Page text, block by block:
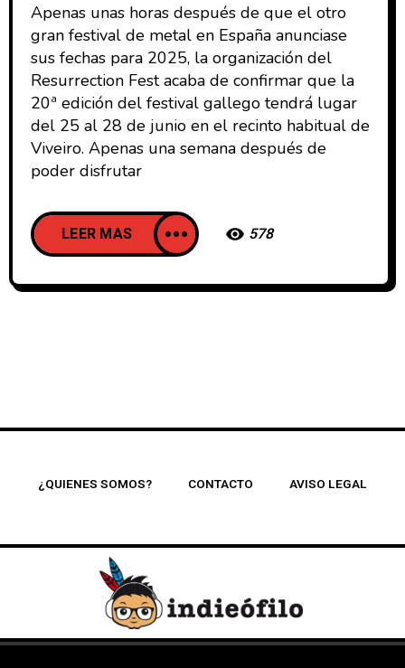
Apenas unas horas después de que el otro
gran festival de metal en España anunciase
sus fechas para 2025, la organización del
Resurrection Fest acaba de confirmar que la
20ª edición del festival gallego tendrá lugar
del 25 al 28 de junio en el recinto habitual de
Viveiro. Apenas una semana después de
poder disfrutar
LEER MAS 578
¿QUIENES SOMOS? CONTACTO AVISO LEGAL